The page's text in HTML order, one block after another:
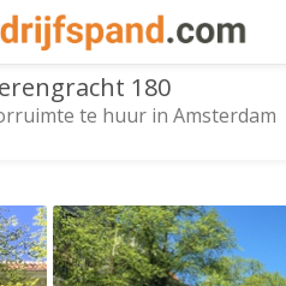
180
te huur in Amsterdam